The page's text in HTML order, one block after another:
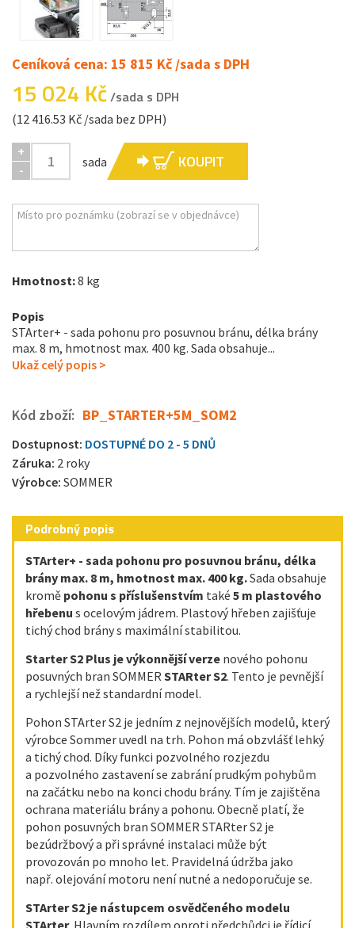
Ceníková cena: 15 815 Kč /sada s DPH
15 024 Kč/sada s DPH
(12 416.53 Kč /sada bez DPH)
+
-
sada KOUPIT
Hmotnost:8 kg
Popis
STArter+ - sada pohonu pro posuvnou bránu, délka brány
max. 8 m, hmotnost max. 400 kg. Sada obsahuje...
Ukaž celý popis >
Kód zboží: BP_STARTER+5M_SOM2
Dostupnost: DOSTUPNÉ DO 2 - 5 DNŮ
Záruka: 2 roky
Výrobce: SOMMER
Podrobný popis
STArter+ - sada pohonu pro posuvnou bránu, délka
brány max. 8 m, hmotnost max. 400 kg.Sada obsahuje
kromě pohonu s příslušenstvím také 5 m plastového
hřebenu s ocelovým jádrem. Plastový hřeben zajišťuje
tichý chod brány s maximální stabilitou.
Starter S2 Plus je výkonnější verze nového pohonu
posuvných bran SOMMERSTARter S2. Tento je pevnější
a rychlejší než standardní model.
Pohon STArter S2 je jedním z nejnovějších modelů, který
výrobce Sommer uvedl na trh. Pohon má obzvlášť lehký
a tichý chod. Díky funkci pozvolného rozjezdu
a pozvolného zastavení se zabrání prudkým pohybům
na začátku nebo na konci chodu brány. Tím je zajištěna
ochrana materiálu brány a pohonu. Obecně platí, že
pohon posuvných bran SOMMER STARter S2 je
bezúdržbový a při správné instalaci může být
provozován po mnoho let. Pravidelná údržba jako
např. olejování motoru není nutné a nedoporučuje se.
STArter S2 je nástupcem osvědčeného modelu
STArter. Hlavním rozdílem oproti předchůdci je řídicí